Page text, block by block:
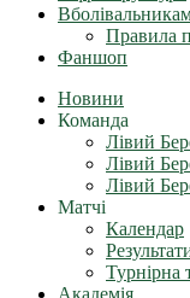
Правила
Фаншоп
Новини
Команда
Лівий
Лівий
Лівий
Матчі
Календар
Турнірна
Академія